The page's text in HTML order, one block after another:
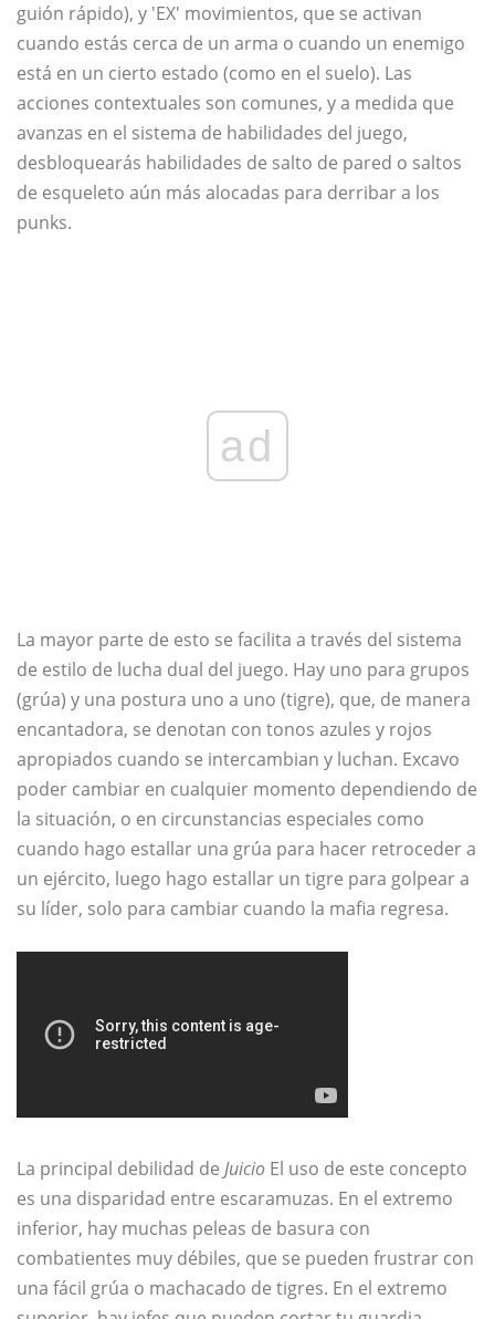
guión rápido), y 'EX' movimientos, que se activan
cuando estás cerca de un arma o cuando un enemigo
está en un cierto estado (como en el suelo). Las
acciones contextuales son comunes, y a medida que
avanzas en el sistema de habilidades del juego,
desbloquearás habilidades de salto de pared o saltos
de esqueleto aún más alocadas para derribar a los
punks.
ad
La mayor parte de esto se facilita a través del sistema
de estilo de lucha dual del juego. Hay uno para grupos
(grúa) y una postura uno a uno (tigre), que, de manera
encantadora, se denotan con tonos azules y rojos
apropiados cuando se intercambian y luchan. Excavo
poder cambiar en cualquier momento dependiendo de
la situación, o en circunstancias especiales como
cuando hago estallar una grúa para hacer retroceder a
un ejército, luego hago estallar un tigre para golpear a
su líder, solo para cambiar cuando la mafia regresa.
La principal debilidad de Juicio El uso de este concepto
es una disparidad entre escaramuzas. En el extremo
inferior, hay muchas peleas de basura con
combatientes muy débiles, que se pueden frustrar con
una fácil grúa o machacado de tigres. En el extremo